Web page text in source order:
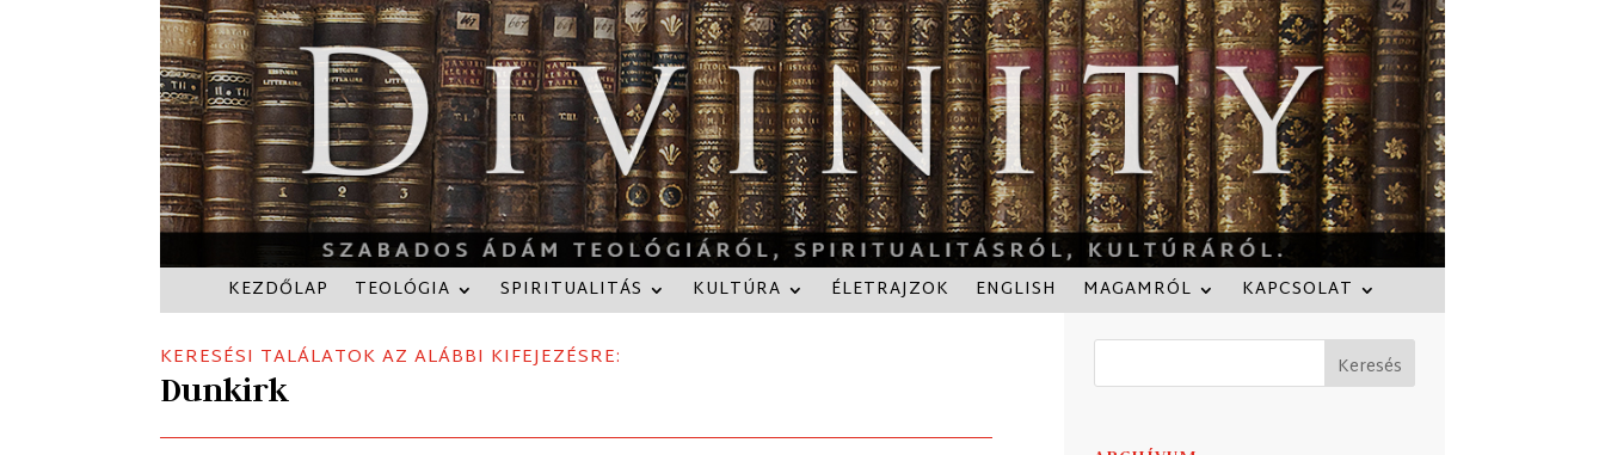
KEZDŐLAP TEOLÓGIA SPIRITUALITÁS KULTÚRA ÉLETRAJZOK ENGLISH MAGAMRÓL KAPCSOLAT
KERESÉSI TALÁLATOK AZ ALÁBBI KIFEJEZÉSRE:
Dunkirk